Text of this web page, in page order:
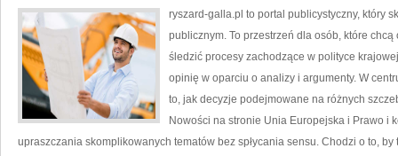
ryszard-galla.pl to portal publicystyczny, który
publicznym. To przestrzeń dla osób, które
śledzić procesy zachodzące w polityce
opinię w oparciu o analizy i argumenty. W
to, jak decyzje podejmowane na różnych
Nowości na stronie Unia Europejska i Prawo i
upraszczania skomplikowanych tematów bez spłycania sensu. Chodzi o to,